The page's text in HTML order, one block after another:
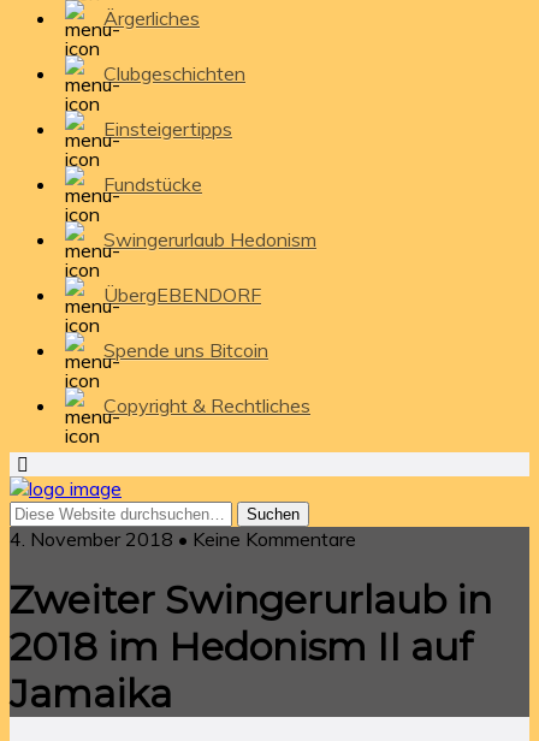
Ärgerliches
Clubgeschichten
Einsteigertipps
Fundstücke
Swingerurlaub Hedonism
ÜbergEBENDORF
Spende uns Bitcoin
Copyright & Rechtliches
4. November 2018 • Keine Kommentare
Zweiter Swingerurlaub in
2018 im Hedonism II auf
Jamaika